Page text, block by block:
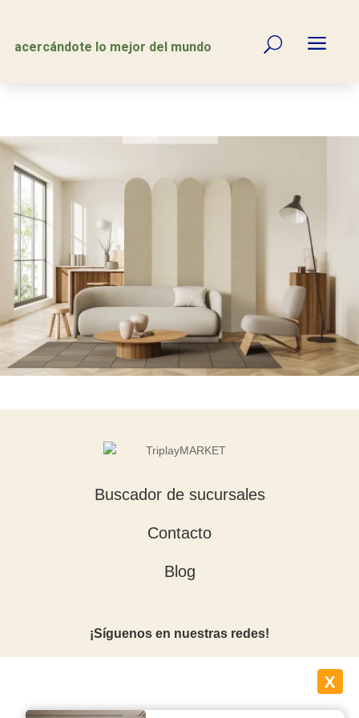
acercándote lo mejor del mundo U a
Buscador de sucursales
Contacto
Blog
¡Síguenos en nuestras redes!
Suscríbete a nuestro newsletter
X